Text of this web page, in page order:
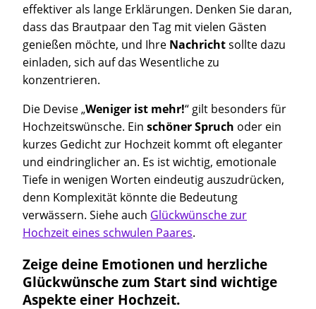
effektiver als lange Erklärungen. Denken Sie daran,
dass das Brautpaar den Tag mit vielen Gästen
genießen möchte, und Ihre Nachrichtsollte dazu
einladen, sich auf das Wesentliche zu
konzentrieren.
Die Devise „Weniger ist mehr!“ gilt besonders für
Hochzeitswünsche. Ein schöner Spruch oder ein
kurzes Gedicht zur Hochzeit kommt oft eleganter
und eindringlicher an. Es ist wichtig, emotionale
Tiefe in wenigen Worten eindeutig auszudrücken,
denn Komplexität könnte die Bedeutung
verwässern. Siehe auch Glückwünsche zur
Hochzeit eines schwulen Paares.
Zeige deine Emotionen und herzliche
Glückwünsche zum Start sind wichtige
Aspekte einer Hochzeit.